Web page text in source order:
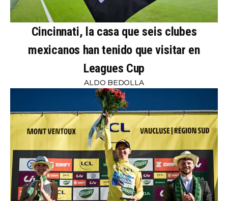
Cincinnati, la casa que seis clubes
mexicanos han tenido que visitar en
Leagues Cup
ALDO BEDOLLA